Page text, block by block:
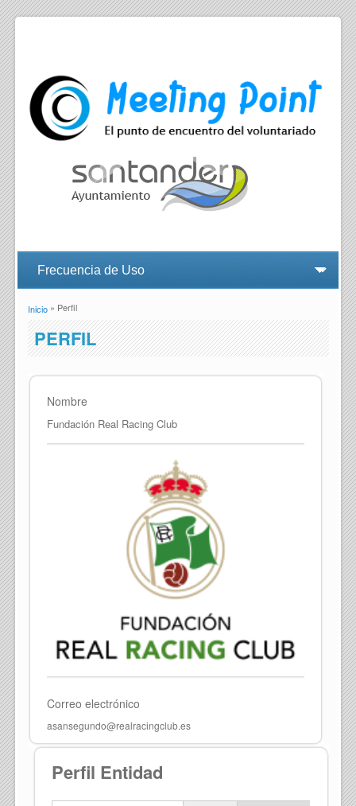
Se encuentra usted aquí
Inicio» Perfil
PERFIL
Nombre
Fundación Real Racing Club
Correo electrónico
asansegundo@realracingclub.es
Perfil Entidad